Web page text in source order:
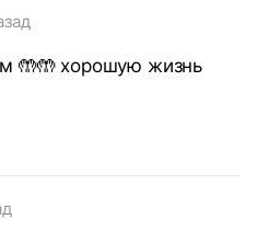
🤲🤲 хорошую жизнь